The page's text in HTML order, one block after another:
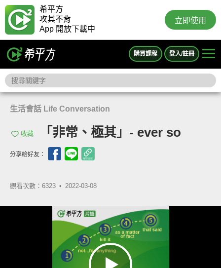
希平方
攻其不背
App 開放下載中
立即使用
購買課程 登入/註冊
生活會話 Life Conversation
收藏 「非常、極其」- ever so
分享給好友：
觀看次數：6323 • 2022-03-08